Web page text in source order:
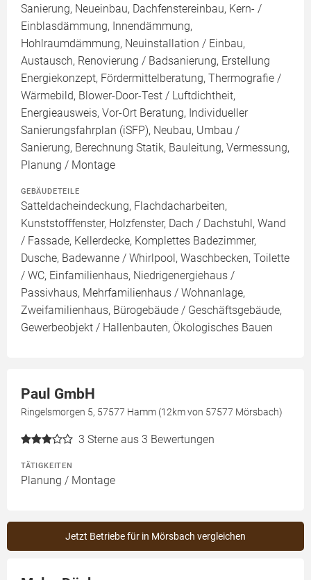
Sanierung, Neueinbau, Dachfenstereinbau, Kern- /
Einblasdämmung, Innendämmung,
Hohlraumdämmung, Neuinstallation / Einbau,
Austausch, Renovierung / Badsanierung, Erstellung
Energiekonzept, Fördermittelberatung, Thermografie /
Wärmebild, Blower-Door-Test / Luftdichtheit,
Energieausweis, Vor-Ort Beratung, Individueller
Sanierungsfahrplan (iSFP), Neubau, Umbau /
Sanierung, Berechnung Statik, Bauleitung, Vermessung,
Planung / Montage
GEBÄUDETEILE
Satteldacheindeckung, Flachdacharbeiten,
Kunststofffenster, Holzfenster, Dach / Dachstuhl, Wand
/ Fassade, Kellerdecke, Komplettes Badezimmer,
Dusche, Badewanne / Whirlpool, Waschbecken, Toilette
/ WC, Einfamilienhaus, Niedrigenergiehaus /
Passivhaus, Mehrfamilienhaus / Wohnanlage,
Zweifamilienhaus, Bürogebäude / Geschäftsgebäude,
Gewerbeobjekt / Hallenbauten, Ökologisches Bauen
Paul GmbH
Ringelsmorgen 5, 57577 Hamm (12km von 57577 Mörsbach)
3 Sterne aus 3 Bewertungen
TÄTIGKEITEN
Planung / Montage
Jetzt Betriebe für in Mörsbach vergleichen